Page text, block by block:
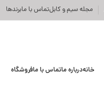
مجله سیم و کابلتماس با مابرندها
خانهدرباره ماتماس با مافروشگاه